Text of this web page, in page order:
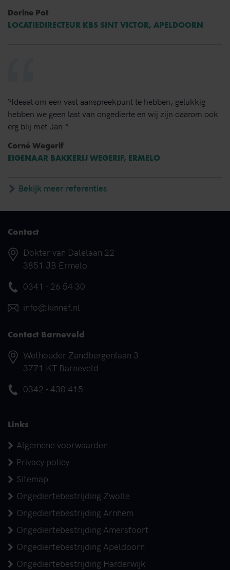
Dorine Pot
LOCATIEDIRECTEUR KBS SINT VICTOR, APELDOORN
“Ideaal om een vast aanspreekpunt te hebben, gelukkig
hebben we geen last van ongedierte en wij zijn daarom ook
erg blij met Jan.”
Corné Wegerif
EIGENAAR BAKKERIJ WEGERIF, ERMELO
Bekijk meer referenties
Contact
Adres
Dokter van Dalelaan 22
3851 JB Ermelo
Telefoonnummer
0341 - 26 54 30
E-mail
info@kinnef.nl
Contact Barneveld
Adres
Wethouder Zandbergenlaan 3
3771 KT Barneveld
Telefoonnummer
0342 - 430 415
Links
Algemene voorwaarden
Privacy policy
Sitemap
Ongediertebestrijding Zwolle
Ongediertebestrijding Arnhem
Ongediertebestrijding Amersfoort
Ongediertebestrijding Apeldoorn
Ongediertebestrijding Harderwijk